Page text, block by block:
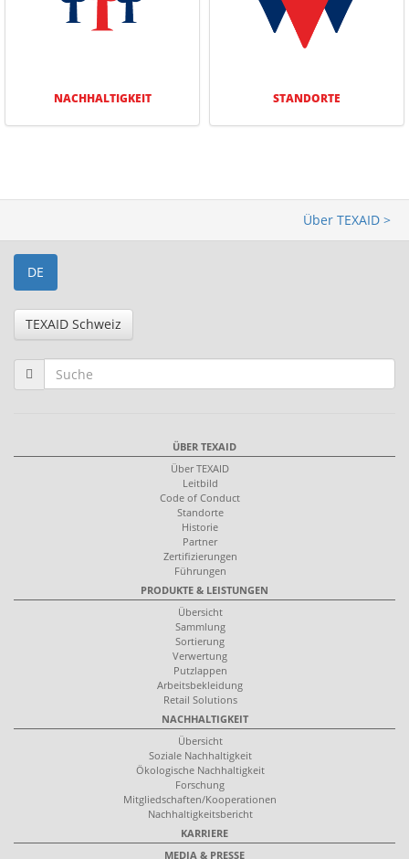
NACHHAL­TIG­KEIT STANDORTE
Über TEXAID >
DE
TEXAID Schweiz
ÜBER TEXAID
Über TEXAID
Leitbild
Code of Conduct
Standorte
Historie
Partner
Zertifizierungen
Führungen
PRODUKTE & LEISTUNGEN
Übersicht
Sammlung
Sortierung
Verwertung
Putzlappen
Arbeitsbekleidung
Retail Solutions
NACHHALTIGKEIT
Übersicht
Soziale Nachhaltigkeit
Ökologische Nachhaltigkeit
Forschung
Mitgliedschaften/Kooperationen
Nachhaltigkeitsbericht
KARRIERE
MEDIA & PRESSE